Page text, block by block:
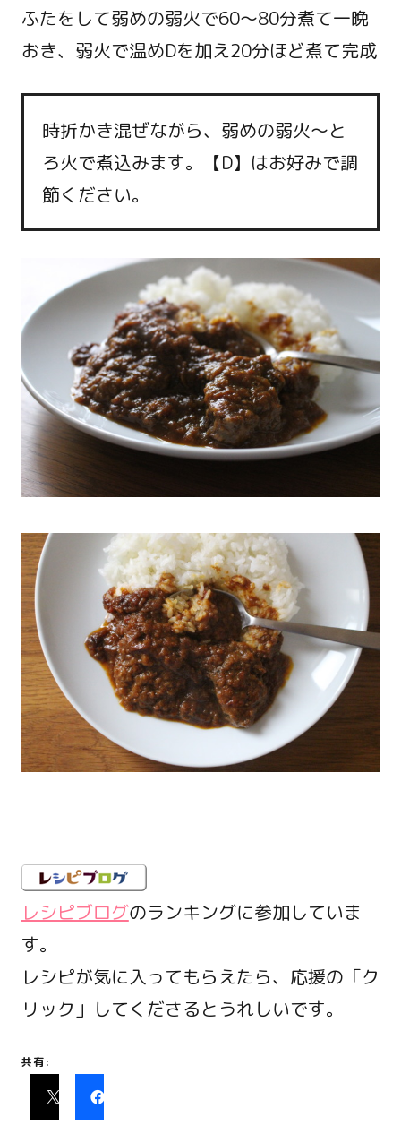
ふたをして弱めの弱火で60～80分煮て一晩
おき、弱火で温めDを加え20分ほど煮て完成
時折かき混ぜながら、弱めの弱火～と
ろ火で煮込みます。【D】はお好みで調
節ください。
レシピブログのランキングに参加していま
す。
レシピが気に入ってもらえたら、応援の「ク
リック」してくださるとうれしいです。
共有: